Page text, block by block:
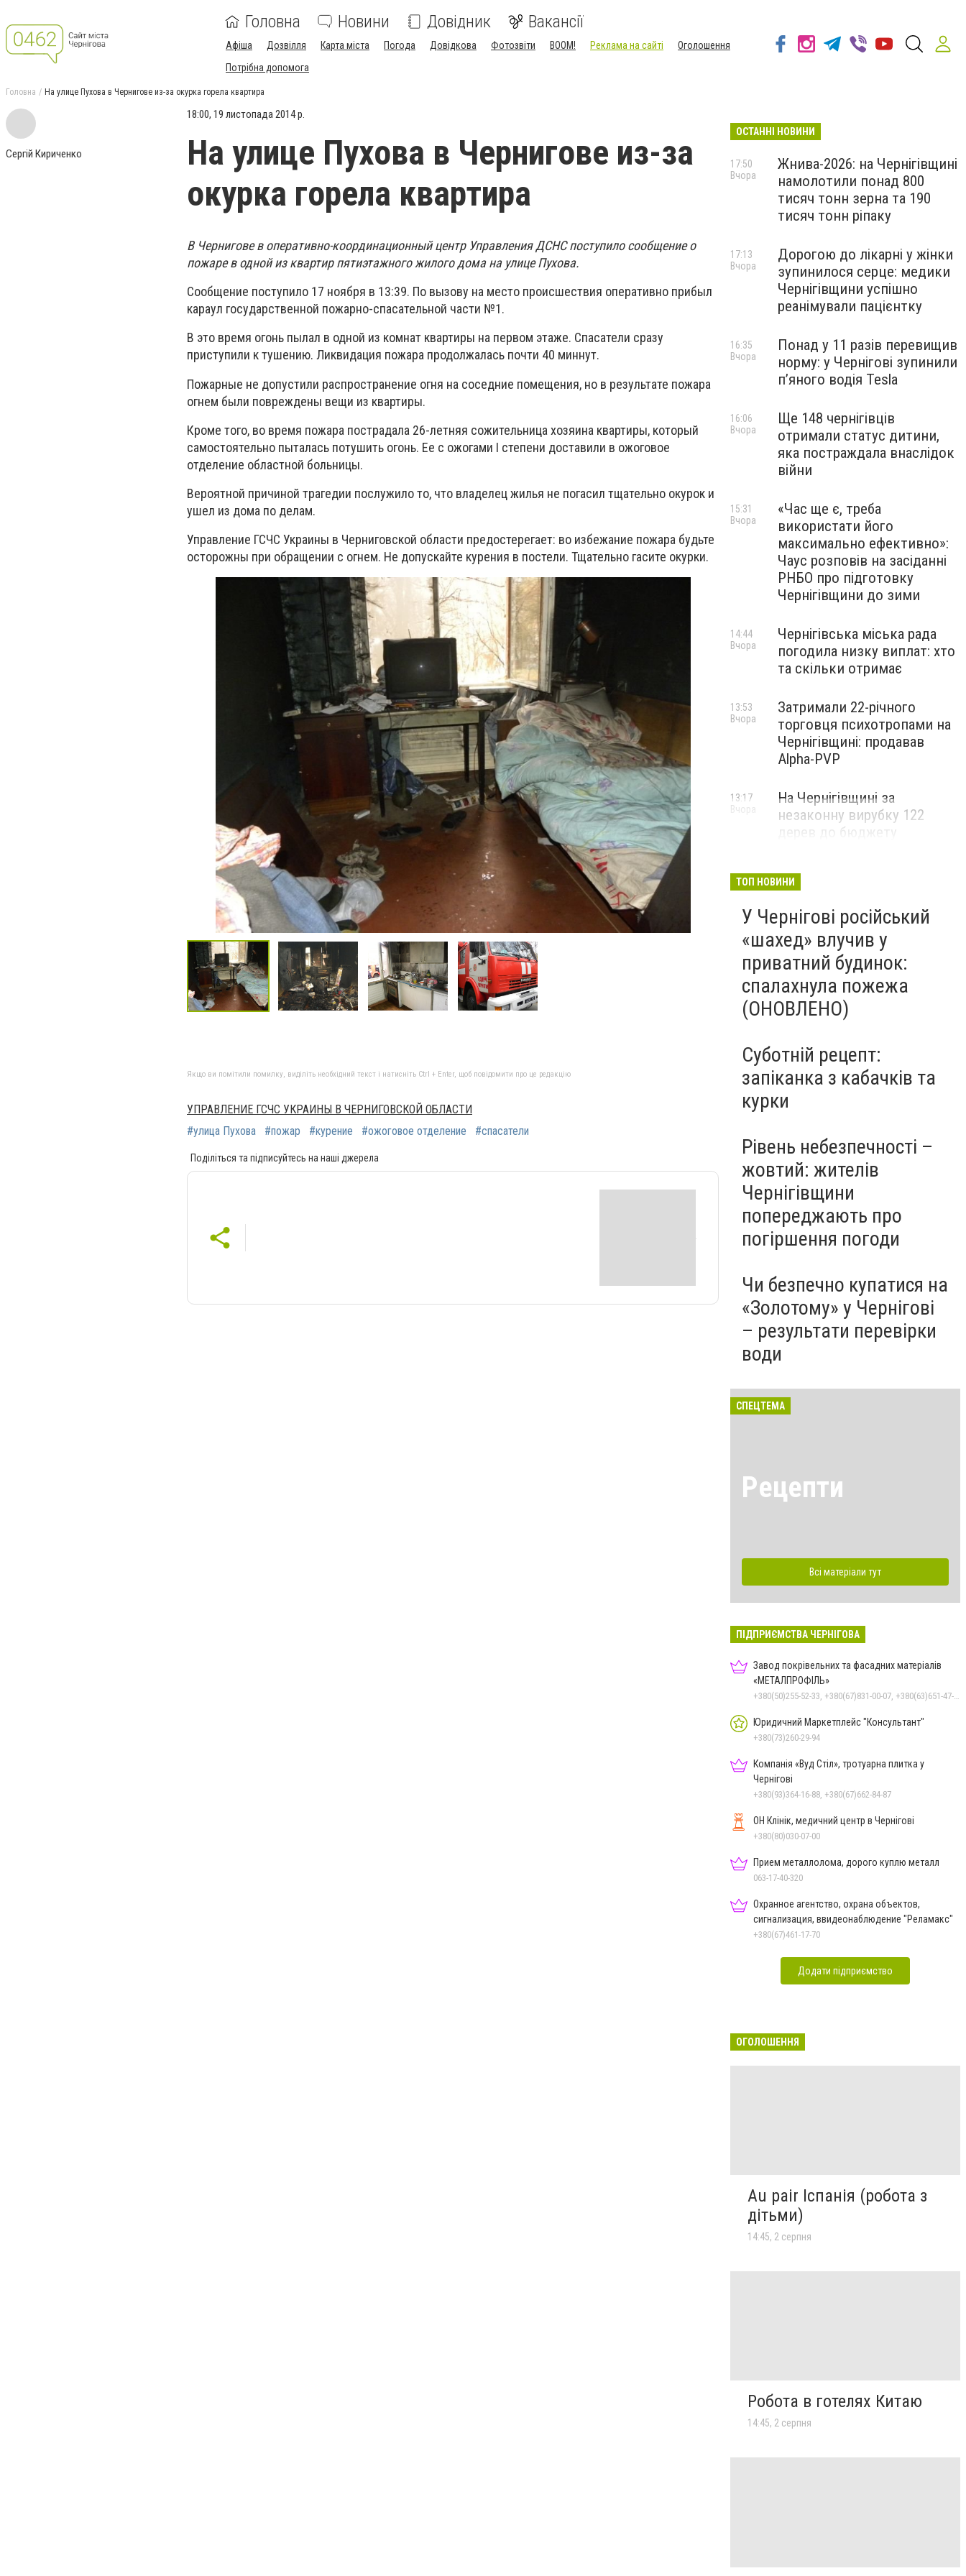
Головна Новини Довідник Вакансії
Афіша Дозвілля Карта міста Погода Довідкова Фотозвіти BOOM! Реклама на сайті
Оголошення
Потрібна допомога
Головна На улице Пухова в Чернигове из-за окурка горела квартира
Сергій Кириченко
18:00, 19 листопада 2014 р.
На улице Пухова в Чернигове из-за
окурка горела квартира
ВЧернигове в оперативно-координационный центр Управления ДСНС поступило сообщение о
пожаре в одной из квартир пятиэтажного жилого дома на улице Пухова.
Сообщение поступило 17 ноября в 13:39. По вызову на место происшествия оперативно прибыл
караул государственной пожарно-спасательной части №1.
В это время огонь пылал в одной из комнат квартиры на первом этаже. Спасатели сразу
приступили к тушению. Ликвидация пожара продолжалась почти 40 миннут.
Пожарные не допустили распространение огня на соседние помещения, но в результате пожара
огнем были повреждены вещи из квартиры.
Кроме того, во время пожара пострадала 26-летняя сожительница хозяина квартиры, который
самостоятельно пыталась потушить огонь. Ее с ожогами I степени доставили в ожоговое
отделение областной больницы.
Вероятной причиной трагедии послужило то, что владелец жилья не погасил тщательно окурок и
ушел из дома по делам.
Управление ГСЧС Украины в Черниговской области предостерегает: во избежание пожара будьте
осторожны при обращении с огнем. Не допускайте курения в постели. Тщательно гасите окурки.
Якщо ви помітили помилку, виділіть необхідний текст і натисніть Ctrl + Enter, щоб повідомити про це редакцію
УПРАВЛЕНИЕ ГСЧС УКРАИНЫ В ЧЕРНИГОВСКОЙ ОБЛАСТИ
#улица Пухова
#пожар #курение #ожоговое отделение #спасатели
Поділіться та підписуйтесь на наші джерела
ОСТАННІ НОВИНИ
Жнива-2026: на Чернігівщині
намолотили понад 800
тисяч тонн зерна та 190
тисяч тонн ріпаку
17:50
Вчора
Дорогою до лікарні у жінки
зупинилося серце: медики
Чернігівщини успішно
реанімували пацієнтку
17:13
Вчора
Понад у 11 разів перевищив
норму: у Чернігові зупинили
пʼяного водія Tesla
16:35
Вчора
Ще 148 чернігівців
отримали статус дитини,
яка постраждала внаслідок
війни
16:06
Вчора
«Час ще є, треба
використати його
максимально ефективно»:
Чаус розповів на засіданні
РНБО про підготовку
Чернігівщини до зими
15:31
Вчора
Чернігівська міська рада
погодила низку виплат: хто
та скільки отримає
14:44
Вчора
Затримали 22-річного
торговця психотропами на
Чернігівщині: продавав
Alpha-PVP
13:53
Вчора
На Чернігівщині за
незаконну вирубку 122
дерев до бюджету
13:17
Вчора
ТОП НОВИНИ
У Чернігові російський
«шахед» влучив у
приватний будинок:
спалахнула пожежа
(ОНОВЛЕНО)
Суботній рецепт:
запіканка з кабачків та
курки
Рівень небезпечності –
жовтий: жителів
Чернігівщини
попереджають про
погіршення погоди
Чи безпечно купатися на
«Золотому» у Чернігові
– результати перевірки
води
СПЕЦТЕМА
Рецепти
Всі матеріали тут
ПІДПРИЄМСТВА ЧЕРНІГОВА
Завод покрівельних та фасадних матеріалів
«МЕТАЛПРОФІЛЬ»
Юридичний Маркетплейс "Консультант"
+380(73)260-29-94
Компанія «Вуд Стіл», тротуарна плитка у
Чернігові
+380(93)364-16-88, +380(67)662-84-87
ОН Клінік, медичний центр в Чернігові
+380(80)030-07-00
Прием металлолома, дорого куплю металл
063-17-40-320
Охранное агентство, охрана объектов,
сигнализация, ввидеонаблюдение "Реламакс"
+380(67)461-17-70
Додати підприємство
ОГОЛОШЕННЯ
Au pair Іспанія (робота з
дітьми)
14:45, 2 серпня
Робота в готелях Китаю
14:45, 2 серпня